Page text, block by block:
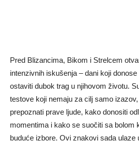
Pred Blizancima, Bikom i Strelcem
intenzivnih iskušenja – dani koji
ostaviti dubok trag u njihovom životu.
testove koji nemaju za cilj samo
prepoznati prave ljude, kako donositi
momentima i kako se suočiti sa bolom
buduće izbore. Ovi znakovi sada ulaze